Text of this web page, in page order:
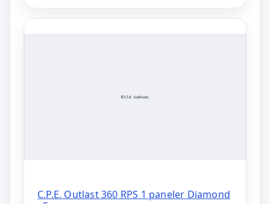
C.P.E. Outlast 360 RPS 1 paneler Diamond